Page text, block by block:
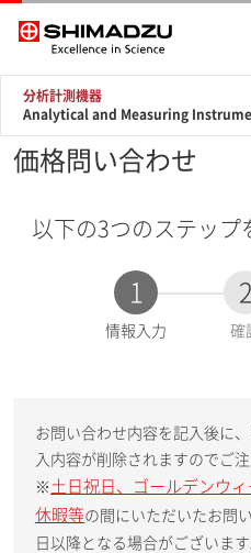
分析計測機器
Analytical and Measuring
価格問い合わせ
以下の3つのステップ
1
現
情報入力
2
確
お問い合わせ内容を記入後に
入内容が削除されますのでご注
※ 土日祝日、ゴールデンウ
休暇等の間にいただいたお問
日以降となる場合がございま